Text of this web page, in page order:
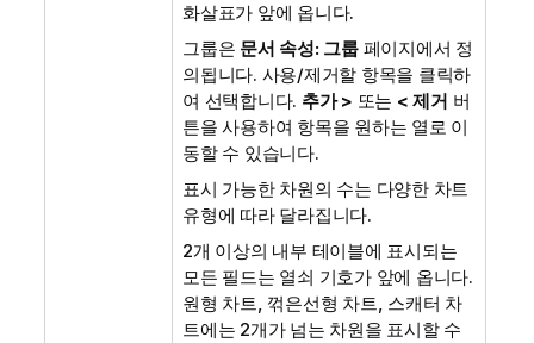
화살표가 앞에 옵니다.
그룹은 문서 속성: 그룹페이지에서 정
의됩니다. 사용/제거할 항목을 클릭하
여 선택합니다. 추가 > 또는 < 제거 버
튼을 사용하여 항목을 원하는 열로 이
동할 수 있습니다.
표시 가능한 차원의 수는 다양한 차트
유형에 따라 달라집니다.
2개 이상의 내부 테이블에 표시되는
모든 필드는 열쇠 기호가 앞에 옵니다.
원형 차트, 꺾은선형 차트, 스캐터 차
트에는 2개가 넘는 차원을 표시할 수